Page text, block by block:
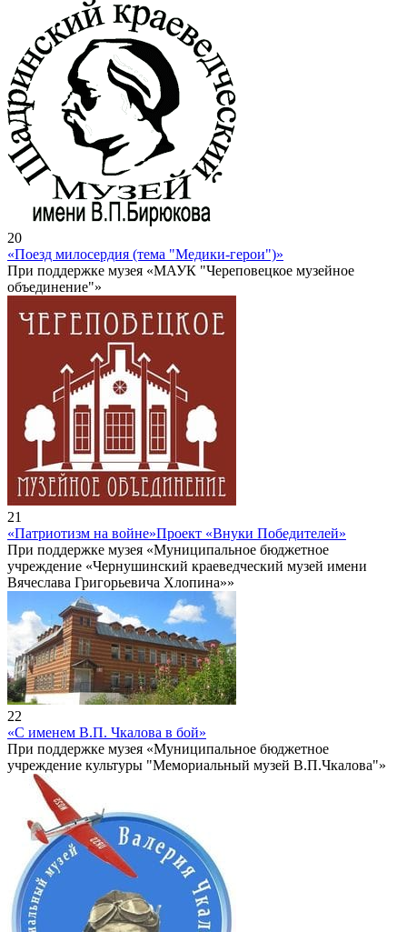
20
«Поезд милосердия (тема "Медики-герои")»
При поддержке музея «МАУК "Череповецкое музейное
объединение"»
21
«Патриотизм на войне»Проект «Внуки Победителей»
При поддержке музея «Муниципальное бюджетное
учреждение «Чернушинский краеведческий музей имени
Вячеслава Григорьевича Хлопина»»
22
«С именем В.П. Чкалова в бой»
При поддержке музея «Муниципальное бюджетное
учреждение культуры "Мемориальный музей В.П.Чкалова"»